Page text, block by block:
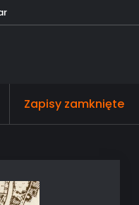
RYŚ
Zapisy zamknięte